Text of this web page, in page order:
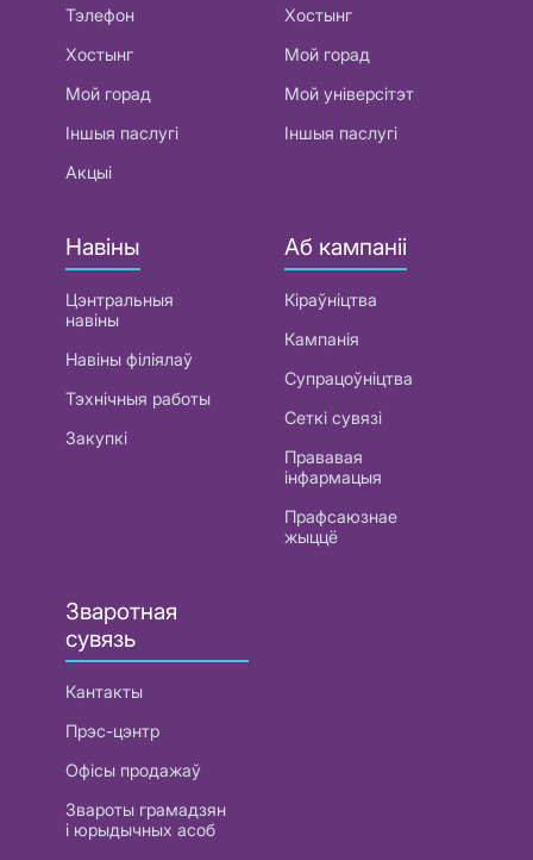
Тэлефон
Хостынг
Мой горад
Іншыя паслугі
Акцыі
Хостынг
Мой горад
Мой універсітэт
Іншыя паслугі
Навіны
Цэнтральныя
навіны
Навіны філіялаў
Тэхнічныя работы
Закупкі
Аб кампаніі
Кіраўніцтва
Кампанія
Супрацоўніцтва
Сеткі сувязі
Прававая
інфармацыя
Прафсаюзнае
жыццё
Зваротная
сувязь
Кантакты
Прэс-цэнтр
Офісы продажаў
Звароты грамадзян
і юрыдычных асоб